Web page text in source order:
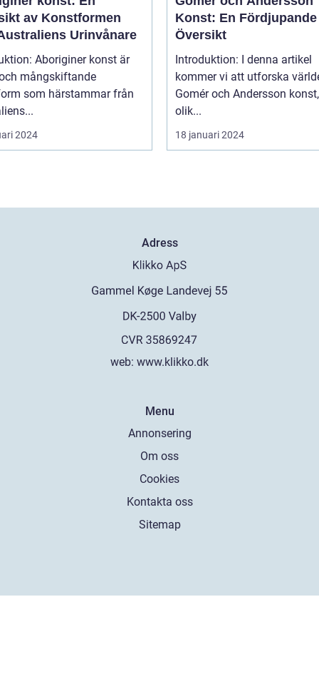
av Konstformen
Urinvånare
Aboriginer konst är
mångskiftande
som härstammar från
2024
Konst: En Fördjupande
Översikt
Introduktion: I denna artikel
kommer vi att utforska
Gomér och Andersson
olik...
18 januari 2024
Adress
web: www.klikko.dk
Menu
Annonsering
Om oss
Cookies
Kontakta oss
Sitemap